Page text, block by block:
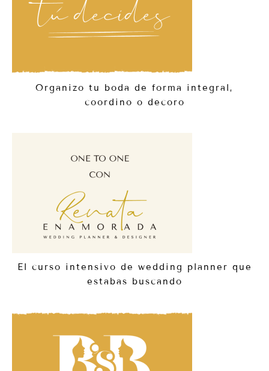
Organizo tu boda de forma integral,
coordino o decoro
El curso intensivo de wedding planner que
estabas buscando